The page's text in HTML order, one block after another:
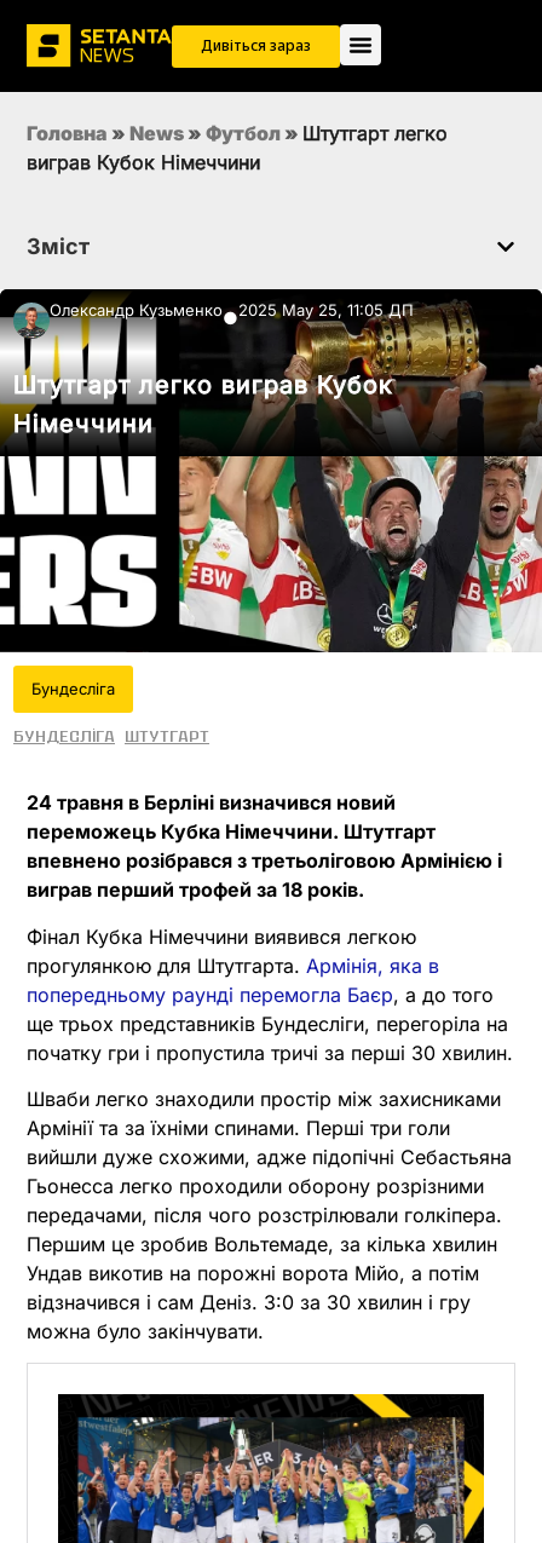
Дивіться зараз
Головна » News » Футбол » Штутгарт легко
виграв Кубок Німеччини
Зміст
Олександр Кузьменко●2025 May 25, 11:05 ДП
Штутгарт легко виграв Кубок
Німеччини
Бундесліга
Бундесліга Штутгарт
24 травня в Берліні визначився новий
переможець Кубка Німеччини. Штутгарт
впевнено розібрався з третьоліговою Армінією і
виграв перший трофей за 18 років.
Фінал Кубка Німеччини виявився легкою
прогулянкою для Штутгарта. Армінія, яка в
попередньому раунді перемогла Баєр, а до того
ще трьох представників Бундесліги, перегоріла на
початку гри і пропустила тричі за перші 30 хвилин.
Шваби легко знаходили простір між захисниками
Армінії та за їхніми спинами. Перші три голи
вийшли дуже схожими, адже підопічні Себастьяна
Гьонесса легко проходили оборону розрізними
передачами, після чого розстрілювали голкіпера.
Першим це зробив Вольтемаде, за кілька хвилин
Ундав викотив на порожні ворота Мійо, а потім
відзначився і сам Деніз. 3:0 за 30 хвилин і гру
можна було закінчувати.